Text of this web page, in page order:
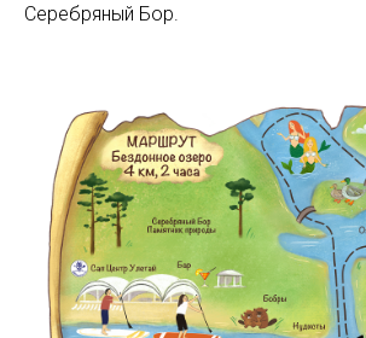
Серебряный Бор.